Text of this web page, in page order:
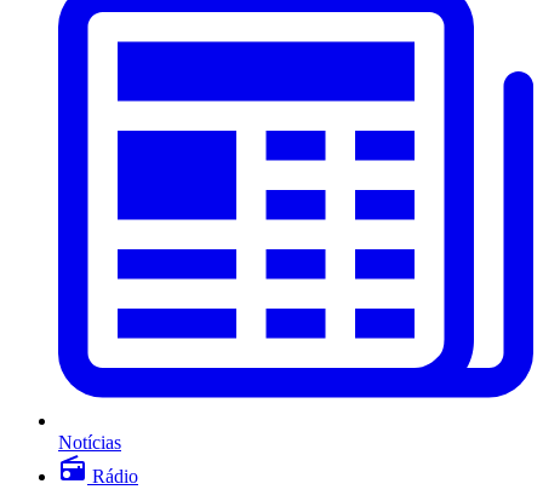
Notícias
Rádio